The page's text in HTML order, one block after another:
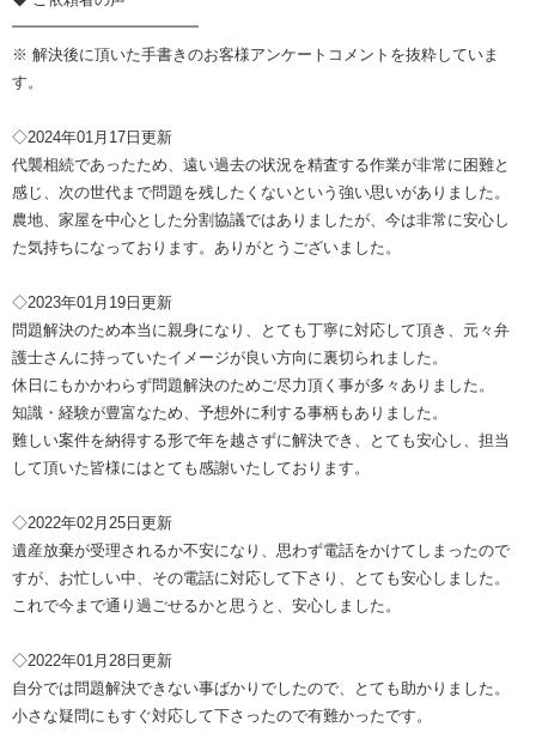
━━━━━━━━━━━━
※ 解決後に頂いた手書きのお客様アンケートコメントを抜粋していま
す。
◇2024年01月17日更新
代襲相続であったため、遠い過去の状況を精査する作業が非常に困難と
感じ、次の世代まで問題を残したくないという強い思いがありました。
農地、家屋を中心とした分割協議ではありましたが、今は非常に安心し
た気持ちになっております。ありがとうございました。
◇2023年01月19日更新
問題解決のため本当に親身になり、とても丁寧に対応して頂き、元々弁
護士さんに持っていたイメージが良い方向に裏切られました。
休日にもかかわらず問題解決のためご尽力頂く事が多々ありました。
知識・経験が豊富なため、予想外に利する事柄もありました。
難しい案件を納得する形で年を越さずに解決でき、とても安心し、担当
して頂いた皆様にはとても感謝いたしております。
◇2022年02月25日更新
遺産放棄が受理されるか不安になり、思わず電話をかけてしまったので
すが、お忙しい中、その電話に対応して下さり、とても安心しました。
これで今まで通り過ごせるかと思うと、安心しました。
◇2022年01月28日更新
自分では問題解決できない事ばかりでしたので、とても助かりました。
小さな疑問にもすぐ対応して下さったので有難かったです。